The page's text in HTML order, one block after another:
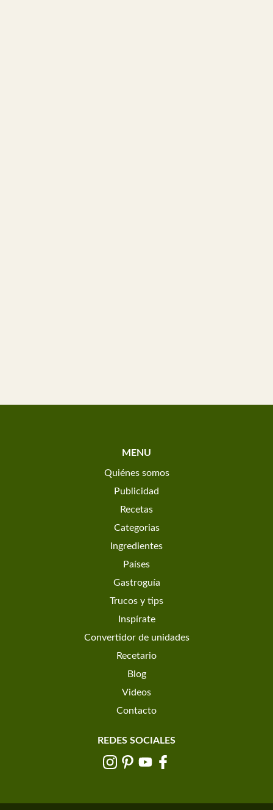
MENU
Quiénes somos
Publicidad
Recetas
Categorias
Ingredientes
Países
Gastroguía
Trucos y tips
Inspírate
Convertidor de unidades
Recetario
Blog
Videos
Contacto
REDES SOCIALES